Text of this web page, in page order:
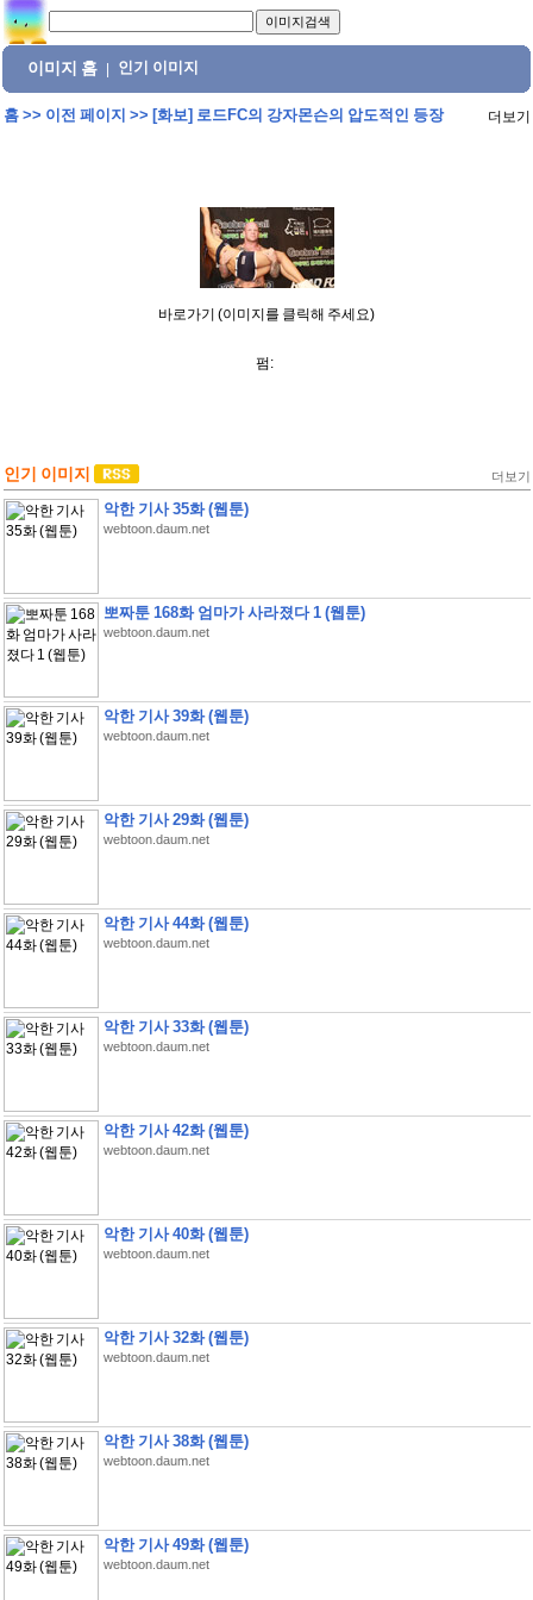
이미지 홈 인기 이미지
홈>> 이전 페이지 >> [화보] 로드FC의 강자몬슨의 압도적인 등장 더보기
바로가기 (이미지를 클릭해 주세요)
펌:
인기 이미지 더보기
악한 기사 35화 (웹툰)
webtoon.daum.net
뽀짜툰 168화 엄마가 사라졌다 1 (웹툰)
webtoon.daum.net
악한 기사 39화 (웹툰)
webtoon.daum.net
악한 기사 29화 (웹툰)
webtoon.daum.net
악한 기사 44화 (웹툰)
webtoon.daum.net
악한 기사 33화 (웹툰)
webtoon.daum.net
악한 기사 42화 (웹툰)
webtoon.daum.net
악한 기사 40화 (웹툰)
webtoon.daum.net
악한 기사 32화 (웹툰)
webtoon.daum.net
악한 기사 38화 (웹툰)
webtoon.daum.net
악한 기사 49화 (웹툰)
webtoon.daum.net